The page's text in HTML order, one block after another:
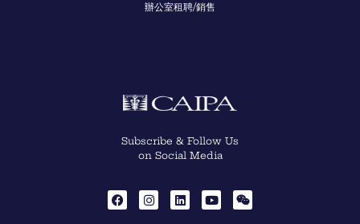
辦公室租聘/銷售
Subscribe & Follow Us
on Social Media